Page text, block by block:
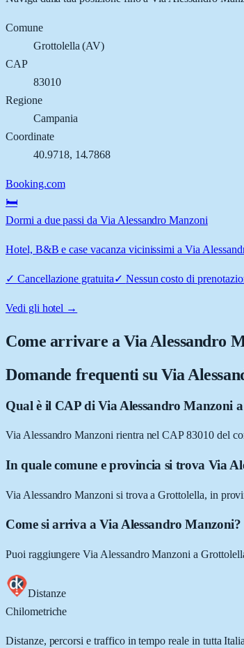
Comune
Grottolella (AV)
CAP
83010
Regione
Campania
Coordinate
40.9718, 14.7868
Booking.com
🛏️
Dormi a due passi da Via Alessandro Manzoni
Hotel, B&B e case vacanza vicinissimi a Via
✓ Cancellazione gratuita✓ Nessun costo di
Vedi gli hotel →
Come arrivare aVia Alessandro
Domande frequenti su Via
Qual è il CAP di Via Alessandro Manzoni
Via Alessandro Manzoni rientra nel CAP 83010 del
In quale comune e provincia si trova Via
Via Alessandro Manzoni si trova a Grottolella, in
Come si arriva a Via Alessandro Manzoni?
Puoi raggiungere Via Alessandro Manzoni a
Distanze
Chilometriche
Distanze, percorsi e traffico in tempo reale in tutta